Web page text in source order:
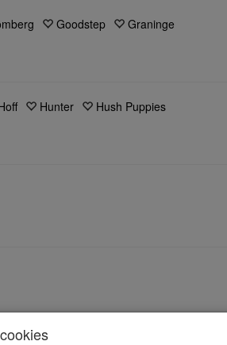
Goodstep Graninge
Hunter Hush Puppies